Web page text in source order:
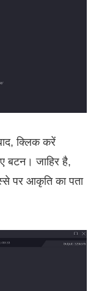
क्लिक करें
बटन। जाहिर है,
पर आकृति का पता